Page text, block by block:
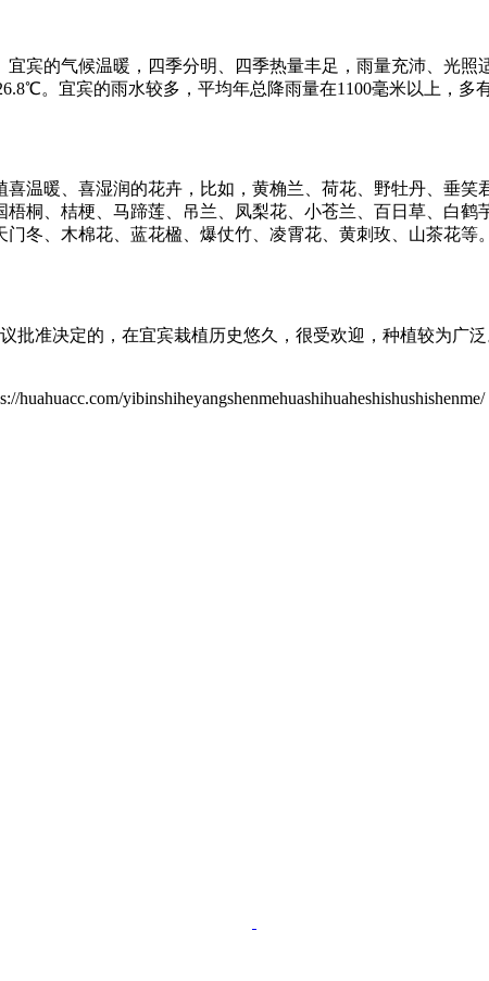
宾的气候温暖，四季分明、四季热量丰足，雨量充沛、光
。宜宾的雨水较多，平均年总降雨量在1100毫米以上，多有
温暖、喜湿润的花卉，比如，黄桷兰、荷花、野牡丹、垂
桐、桔梗、马蹄莲、吊兰、凤梨花、小苍兰、百日草、白
冬、木棉花、蓝花楹、爆仗竹、凌霄花、黄刺玫、山茶花等。
批准决定的，在宜宾栽植历史悠久，很受欢迎，种植较为广
yibinshiheyangshenmehuashihuaheshishushishenme/